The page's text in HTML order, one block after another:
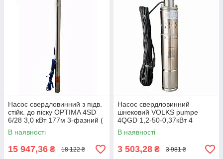
Насос свердловинний з підв.
стійк. до піску OPTIMA 4SD
6/28 3,0 кВт 177м 3-фазний (
2 частини )
В наявності
15 947,36 ₴ 18 122 ₴
Насос свердловинний
шнековий VOLKS pumpe
4QGD 1,2-50-0,37кВт 4
дюйми +кабель 15м
В наявності
3 503,28 ₴ 3 981 ₴